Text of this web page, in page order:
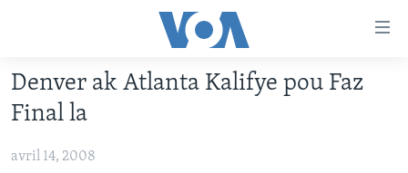
Skip
to
main
SkipAMERIK LATIN
Denver ak Atlanta Kalifye pou Faz
Final la
avril 14, 2008